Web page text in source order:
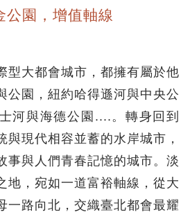
公園，增值軸線
型大都會城市，都擁有屬於他
公園，紐約哈得遜河與中央公
河與海德公園....。轉身回到
與現代相容並蓄的水岸城市，
事與人們青春記憶的城市。淡
地，宛如一道富裕軸線，從大
一路向北，交織臺北都會最耀